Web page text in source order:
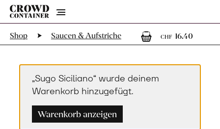
Menu
Shop Saucen & Aufstriche
CHF 16.401
„Sugo Siciliano“ wurde deinem
Warenkorb hinzugefügt.
Warenkorb anzeigen